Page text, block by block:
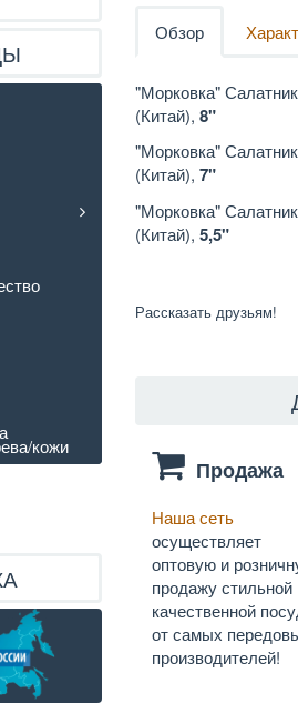
Обзор
"Морковка"
(Китай), 8"
"Морковка"
(Китай), 7"
"Морковка"
(Китай), 5,5"
Рассказать друзьям!
Продажа
Наша сеть
осуществляет
оптовую и
продажу стильной
качественной
от самых
производителей!
кожи